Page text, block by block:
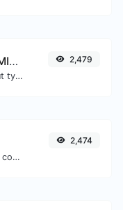
Vérificateur de type MIME de fichier
Obtenez les détails de tout type de fichier, tels que le type MIME ou la date de dernière modification.
2,479
Téléchargez une image de code QR et extrayez les données.
2,474